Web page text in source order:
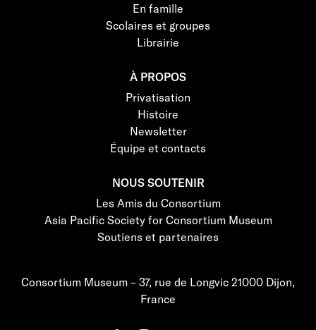
En famille
Scolaires et groupes
Librairie
À PROPOS
Privatisation
Histoire
Newsletter
Équipe et contacts
NOUS SOUTENIR
Les Amis du Consortium
Asia Pacific Society for Consortium Museum
Soutiens et partenaires
Consortium Museum – 37, rue de Longvic 21000 Dijon,
France